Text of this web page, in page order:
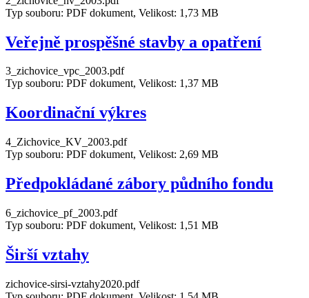
Typ souboru: PDF dokument, Velikost: 1,73 MB
Veřejně prospěšné stavby a opatření
3_zichovice_vpc_2003.pdf
Typ souboru: PDF dokument, Velikost: 1,37 MB
Koordinační výkres
4_Zichovice_KV_2003.pdf
Typ souboru: PDF dokument, Velikost: 2,69 MB
Předpokládané zábory půdního fondu
6_zichovice_pf_2003.pdf
Typ souboru: PDF dokument, Velikost: 1,51 MB
Širší vztahy
zichovice-sirsi-vztahy2020.pdf